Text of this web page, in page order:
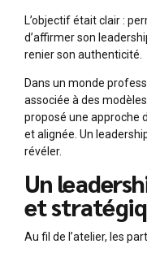
L’objectif était clair :
d’affirmer son
renier son authenticité.
Dans un monde
associée à des
proposé une
et alignée. Un
révéler.
Un
et
Au fil de l’atelier, les